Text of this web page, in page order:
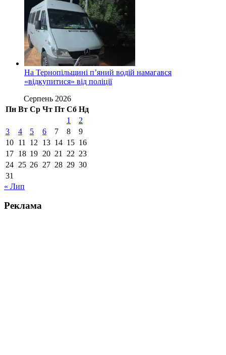
На Тернопільщині п’яний водій намагався
«відкупитися» від поліції
Серпень 2026
Пн Вт Ср Чт Пт Сб Нд
1
2
3
4 5 6 7 8
9
10 11 12 13 14 15 16
17 18 19 20 21 22 23
24 25 26 27 28 29 30
31
« Лип
Реклама